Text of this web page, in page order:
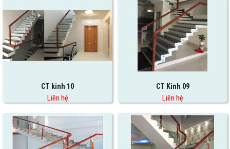
CT kinh 10
Liên hệ
CT Kinh 09
Liên hệ